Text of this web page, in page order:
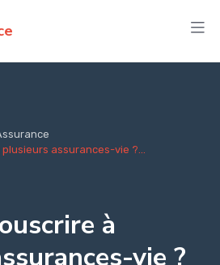
assurances-vie ?...
à
vie ?